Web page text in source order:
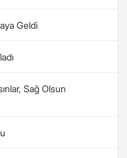
Geldi
Sağ Olsun